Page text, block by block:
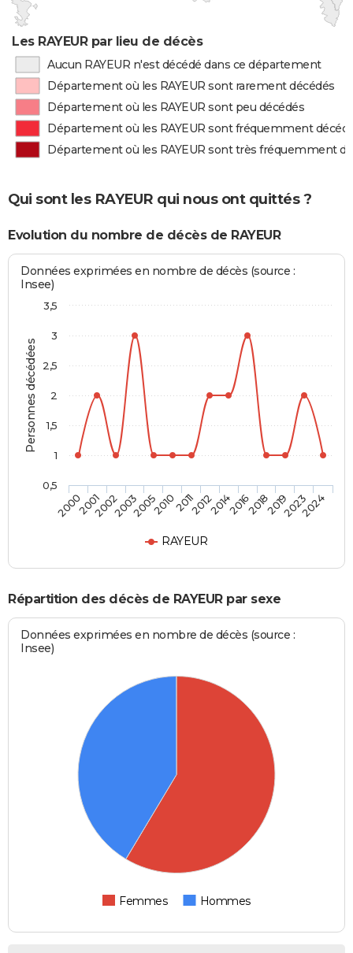
Les RAYEUR par lieu de décès
Aucun RAYEUR n'est décédé dans ce département
Département où les RAYEUR sont rarement décédés
Département où les RAYEUR sont peu décédés
Département où les RAYEUR sont fréquemment
Département où les RAYEUR sont très fréquemment
Qui sont les RAYEUR qui nous ont quittés ?
Evolution du nombre de décès de RAYEUR
Personnes décédées
Données exprimées en nombre de décès (source :
Insee)
RAYEUR
20002001200220032005201020112012201420162018201920232024
0,5
1
1,5
2
2,5
3
3,5
Répartition des décès de RAYEUR par sexe
Données exprimées en nombre de décès (source :
Insee)
Femmes Hommes